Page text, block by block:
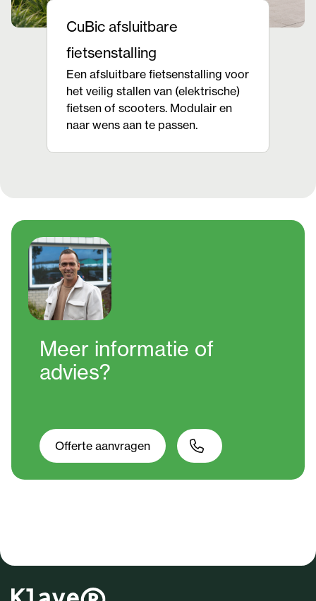
CuBic afsluitbare
fietsenstalling
Een afsluitbare fietsenstalling voor
het veilig stallen van (elektrische)
fietsen of scooters. Modulair en
naar wens aan te passen.
Meer informatie of
advies?
Offerte aanvragen